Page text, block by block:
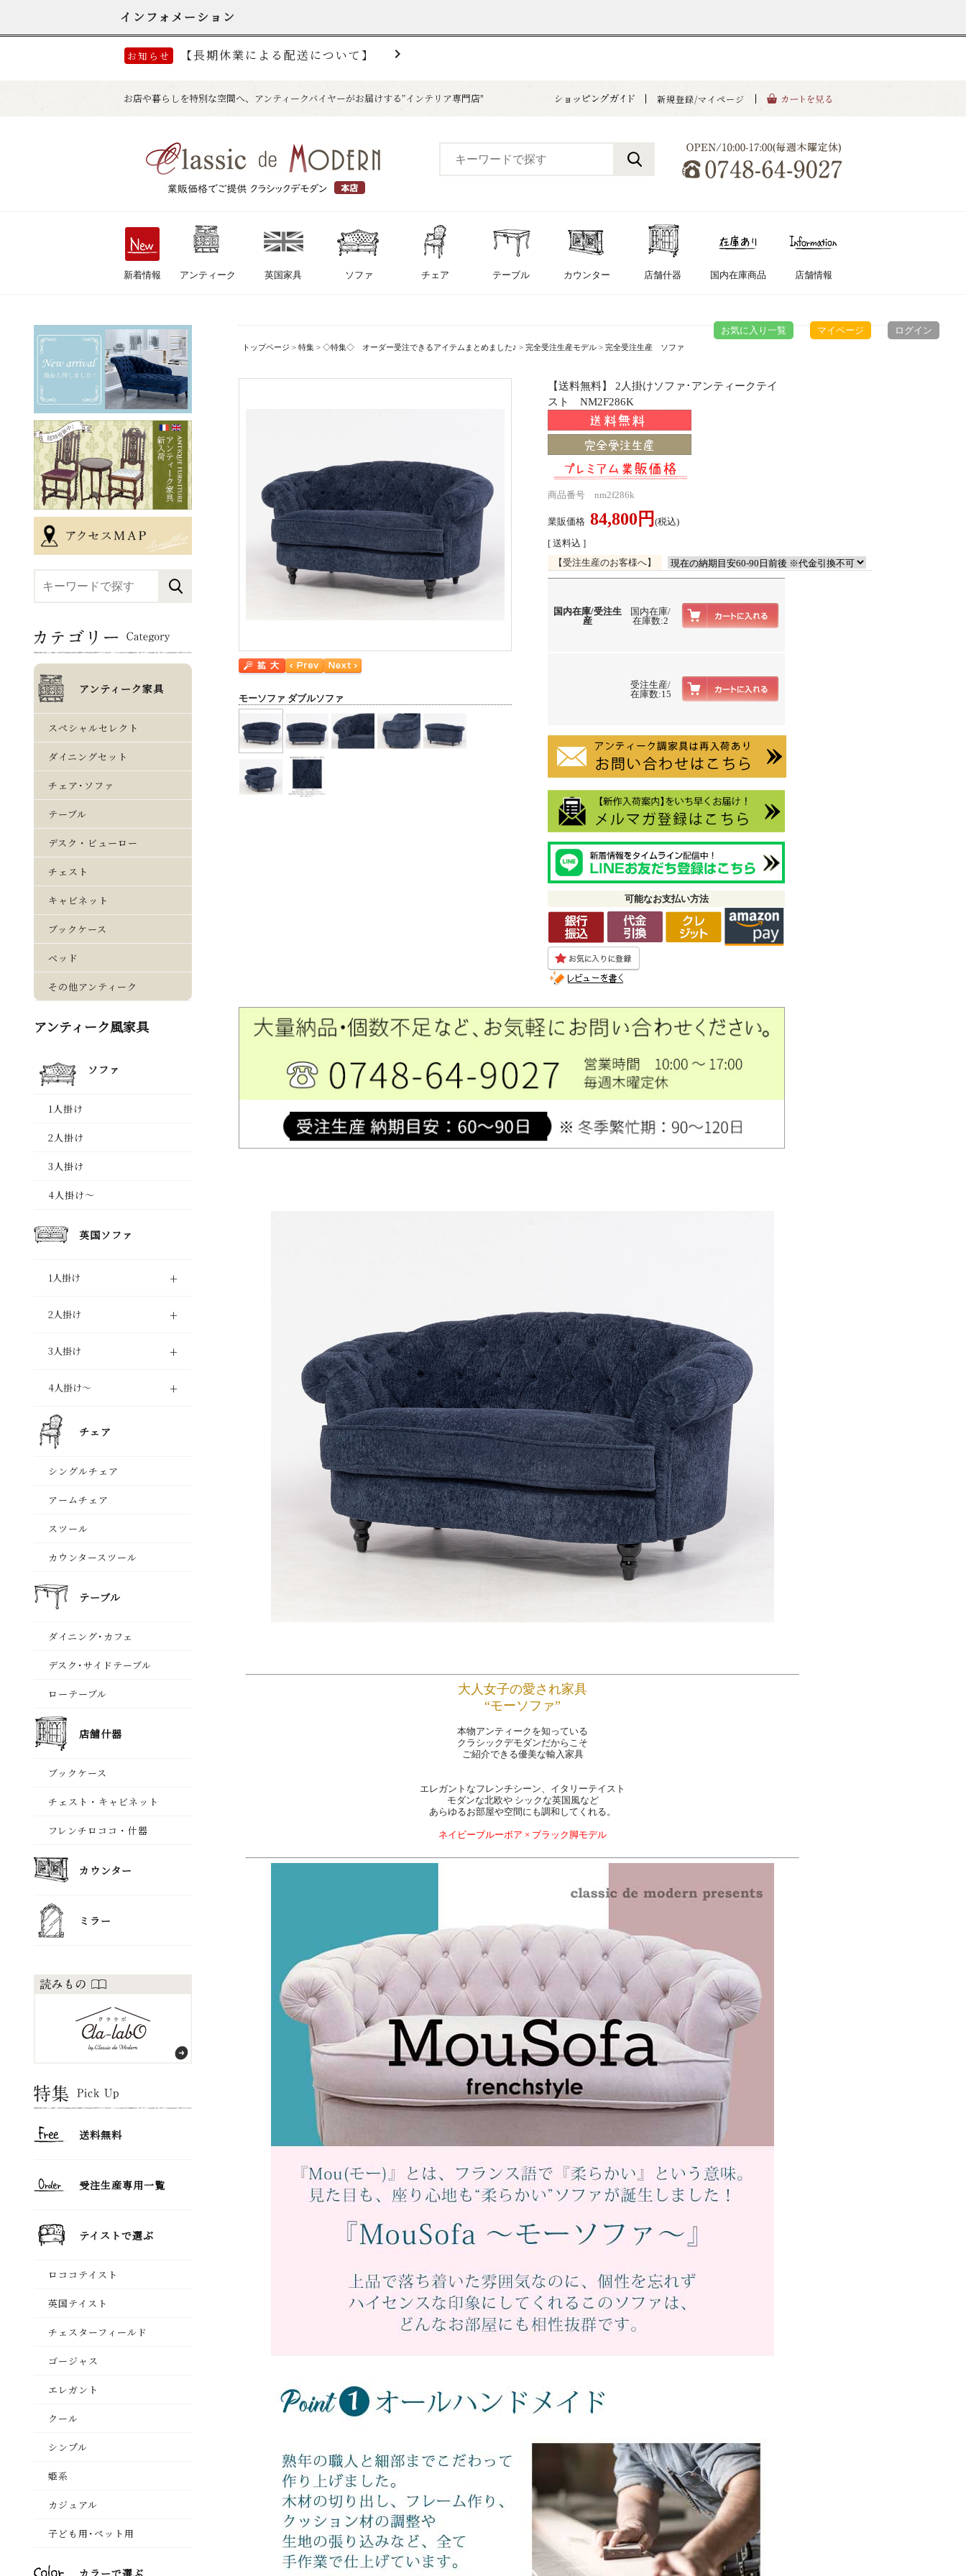
お気に入り一覧 マイページ ログイン
トップページ > 特集 > ◇特集◇ オーダー受注できるアイテムまとめました♪ > 完全受注生産モデル > 完全受注生産 ソファ
【送料無料】 2人掛けソファ･アンティークテイ
スト NM2F286K
商品番号 nm2f286k
業販価格 84,800円 (税込)
[ 送料込 ]
【受注生産のお客様へ】
国内在庫/受注生
産
国内在庫/
在庫数:2
受注生産/
在庫数:15
可能なお支払い方法
モーソファ ダブルソファ
大人女子の愛され家具
“モーソファ”
本物アンティークを知っている
クラシックデモダンだからこそ
ご紹介できる優美な輸入家具
エレガントなフレンチシーン、イタリーテイスト
モダンな北欧や シックな英国風など
あらゆるお部屋や空間にも調和してくれる。
ネイビーブルーボア × ブラック脚モデル